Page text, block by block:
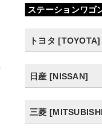
ステーションワゴ
トヨタ [TOYOTA]
日産 [NISSAN]
三菱